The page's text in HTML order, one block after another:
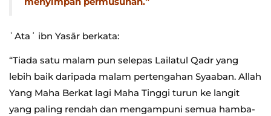
ʿAtaʾ ibn Yasār berkata:
“Tiada satu malam pun selepas Lailatul Qadr yang
lebih baik daripada malam pertengahan Syaaban. Allah
Yang Maha Berkat lagi Maha Tinggi turun ke langit
yang paling rendah dan mengampuni semua hamba-